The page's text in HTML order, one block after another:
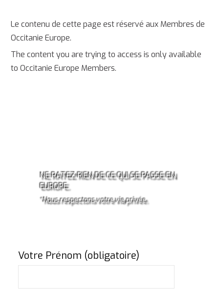
Le contenu de cette page est réservé aux Membres de
Occitanie Europe.
The content you are trying to access is only available
to Occitanie Europe Members.
NE RATEZ RIEN DE CE QUI SE PASSE EN
EUROPE.
*Nous respectons votre vie privée.
Votre Prénom (obligatoire)